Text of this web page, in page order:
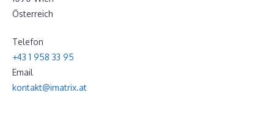
Österreich
Telefon
+43 1 958 33 95
Email
kontakt@imatrix.at